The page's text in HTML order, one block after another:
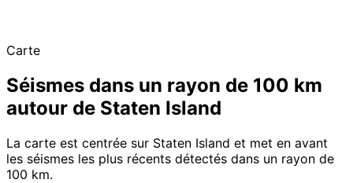
Carte
Séismes dans un rayon de 100 km
autour de Staten Island
La carte est centrée sur Staten Island et met en avant
les séismes les plus récents détectés dans un rayon de
100 km.